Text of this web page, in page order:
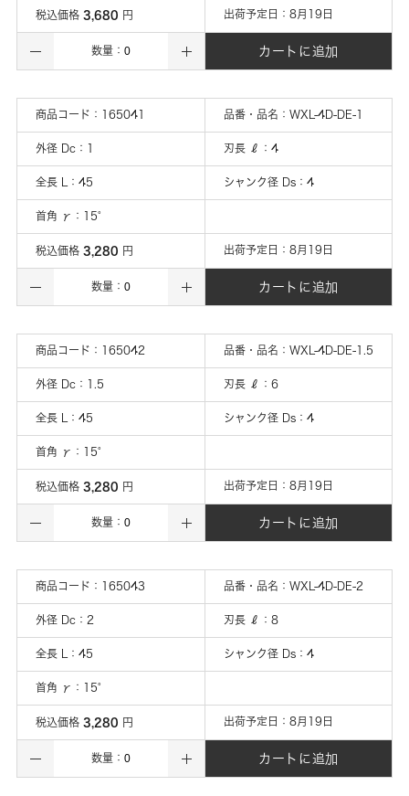
税込価格 3,680 円 出荷予定日： 8月19日
数量： カートに追加
商品コード： 165041 品番・品名： WXL-4D-DE-1
外径 Dc ： 1 刃長 ℓ ： 4
全長 L ： 45 シャンク径 Ds ： 4
首角 γ ： 15°
税込価格 3,280 円 出荷予定日： 8月19日
数量： カートに追加
商品コード： 165042 品番・品名： WXL-4D-DE-1.5
外径 Dc ： 1.5 刃長 ℓ ： 6
全長 L ： 45 シャンク径 Ds ： 4
首角 γ ： 15°
税込価格 3,280 円 出荷予定日： 8月19日
数量： カートに追加
商品コード： 165043 品番・品名： WXL-4D-DE-2
外径 Dc ： 2 刃長 ℓ ： 8
全長 L ： 45 シャンク径 Ds ： 4
首角 γ ： 15°
税込価格 3,280 円 出荷予定日： 8月19日
数量： カートに追加